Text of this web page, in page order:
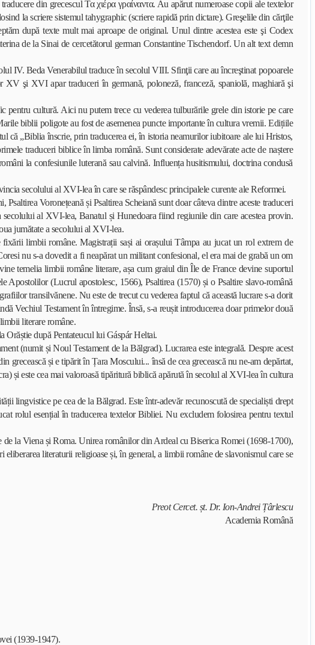
din grecescul Τα χιέρα γραίναντα. Αu apărut numeroase copii ale textelor
la scriere sistemul tahygraphic (scriere rapidă prin dictare). Greşelile din cărţile
după texte mult mai aproape de original. Unul dintre acestea este şi Codex
de la Sinai de cercetătorul german Constantine Tischendorf. Un alt text demn
IV. Beda Venerabilul traduce în secolul VIII. Sfinţii care au încreştinat popoarele
şi XVI apar traduceri în germană, poloneză, franceză, spaniolă, maghiară şi
cultură. Aici nu putem trece cu vederea tulburările grele din istorie pe care
biblii poligote au fost de asemenea puncte importante în cultura vremii. Edițiile
că „Biblia înscrie, prin traducerea ei, în istoria neamurilor iubitoare ale lui Hristos,
traduceri biblice în limba română. Sunt considerate adevărate acte de naștere
la confesiunile luterană sau calvină. Influența husitismului, doctrina condusă
secolului al XVI-lea în care se răspândesc principalele curente ale Reformei.
Voronețeană și Psaltirea Scheiană sunt doar câteva dintre aceste traduceri
secolului al XVI-lea, Banatul și Hunedoara fiind regiunile din care acestea provin.
jumătate a secolului al XVI-lea.
limbii române. Magistrații sași ai orașului Tâmpa au jucat un rol extrem de
nu s-a dovedit a fi neapărat un militant confesional, el era mai de grabă un om
temelia limbii române literare, așa cum graiul din Île de France devine suportul
Apostolilor (Lucrul apostolesc, 1566), Psaltirea (1570) și o Psaltire slavo-română
transilvănene. Nu este de trecut cu vederea faptul că această lucrare s-a dorit
Vechiul Testament în întregime. Însă, s-a reușit introducerea doar primelor două
literare române.
după Pentateucul lui Gáspár Heltai.
(numit și Noul Testament de la Bălgrad). Lucrarea este integrală. Despre acest
și e tipărit în Țara Moscului... însă de cea grecească nu ne-am depărtat,
și este cea mai valoroasă tipăritură biblică apărută în secolul al XVI-lea în cultura
lingvistice pe cea de la Bălgrad. Este într-adevăr recunoscută de specialiști drept
rolul esențial în traducerea textelor Bibliei. Nu excludem folosirea pentru textul
la Viena și Roma. Unirea românilor din Ardeal cu Biserica Romei (1698-1700),
literaturii religioase și, în general, a limbii române de slavonismul care se
Preot Cercet. șt. Dr. Ion-Andrei Țârlescu
Academia Română
(1939-1947).